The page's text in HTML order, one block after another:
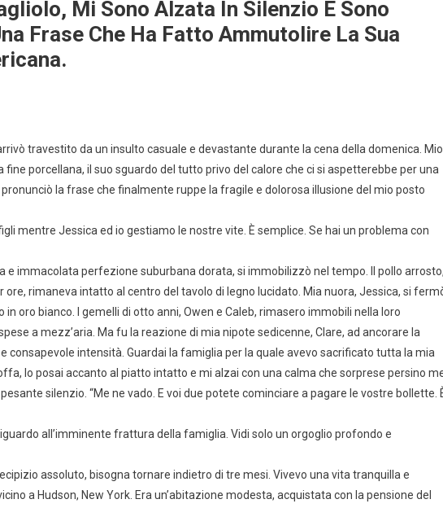
Mi Sono Alzata In Silenzio E Sono
Frase Che Ha Fatto Ammutolire La Sua
travestito da un insulto casuale e devastante durante la cena della domenica. Mio
porcellana, il suo sguardo del tutto privo del calore che ci si aspetterebbe per una
la frase che finalmente ruppe la fragile e dolorosa illusione del mio posto
mentre Jessica ed io gestiamo le nostre vite. È semplice. Se hai un problema con
e immacolata perfezione suburbana dorata, si immobilizzò nel tempo. Il pollo
rimaneva intatto al centro del tavolo di legno lucidato. Mia nuora, Jessica, si
oro bianco. I gemelli di otto anni, Owen e Caleb, rimasero immobili nella loro
a mezz’aria. Ma fu la reazione di mia nipote sedicenne, Clare, ad ancorare la
consapevole intensità. Guardai la famiglia per la quale avevo sacrificato tutta la mia
lo posai accanto al piatto intatto e mi alzai con una calma che sorprese persino
silenzio. “Me ne vado. E voi due potete cominciare a pagare le vostre bollette.
all’imminente frattura della famiglia. Vidi solo un orgoglio profondo e
assoluto, bisogna tornare indietro di tre mesi. Vivevo una vita tranquilla e
a Hudson, New York. Era un’abitazione modesta, acquistata con la pensione del